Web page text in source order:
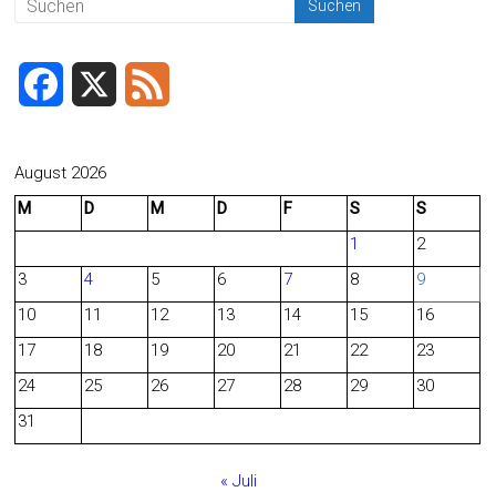
c
b
o
August 2026
M
D M D F S
S
1
2
3
4 5 6 7 8
9
10
11 12 13 14 15
16
17
18 19 20 21 22
23
24
25 26 27 28 29
30
31
« Juli